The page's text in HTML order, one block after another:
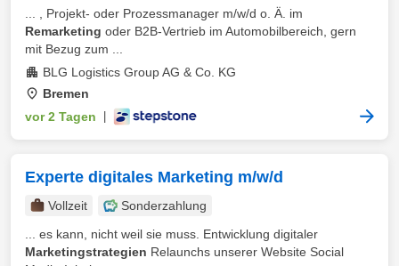
... , Projekt- oder Prozessmanager m/w/d o. Ä. im
Remarketing oder B2B-Vertrieb im Automobilbereich, gern
mit Bezug zum ...
BLG Logistics Group AG & Co. KG
Bremen
vor 2 Tagen
Experte digitales Marketing m/w/d
Vollzeit
Sonderzahlung
... es kann, nicht weil sie muss. Entwicklung digitaler
Marketingstrategien Relaunchs unserer Website Social